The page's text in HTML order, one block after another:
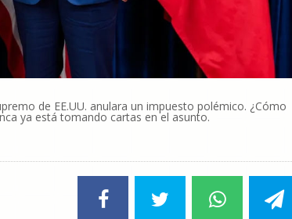
de EE.UU. anulara un impuesto polémico. ¿Cómo
ya está tomando cartas en el asunto.